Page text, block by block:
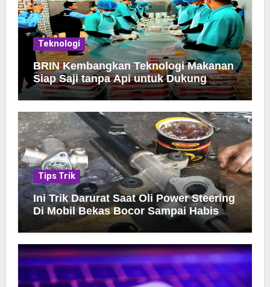
Teknologi
BRIN Kembangkan Teknologi Makanan
Siap Saji tanpa Api untuk Dukung
Jamah Haji
Tips Trik
Ini Trik Darurat Saat Oli Power Steering
Di Mobil Bekas Bocor Sampai Habis